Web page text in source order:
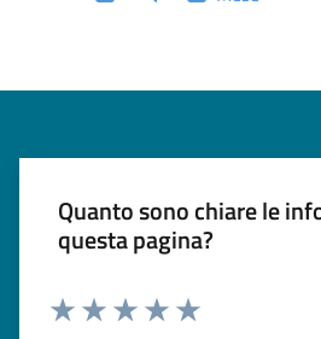
Quanto sono chiare le
questa pagina?